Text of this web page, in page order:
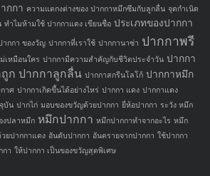
กกา ความแตกงต่างของ ปากกาหมึกซึมกับลูกลื่น จุดกำเนิด
ทำไมห้ามใช้ ปากกาแดง เขียนชื่อ ประเภทของปากกา
ากกา ของวัญ ปากกาที่เราใช้ ปากกานาซ่า ปากกาพรี
เหมือนใคร ปากกามีความสำคัญกับชีวิตประจำวัน ปากกา
ก ปากกาลูกลื่น ปากกาสกรีนโลโก้ ปากกาหมึก
าศ ปากกาเกิดขึ้นได้อย่างไหร่ ปากกา แดง ปากกาแดง
บัน ปากไก่ มอบของขวัญด้วยปากกา ยี่ห้อปากกา ระวัง หมึก
งปลาหมึก หมึกปากกา หมึกปากกาทำจากอะไร หมึก
ยปากกาแดง อันดับปากกา อันตรายจากปากกา ใช้ปากกา
กา ให้ปากกา เป็นของขวัญสุดพิเศษ